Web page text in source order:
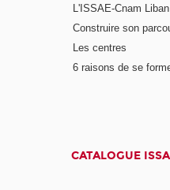
L'ISSAE-Cnam Liban
Construire son
Les centres
6 raisons de se
CATALOGUE